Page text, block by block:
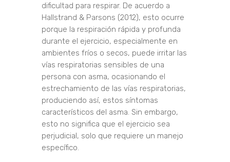
dificultad para respirar. De acuerdo a
Hallstrand & Parsons (2012), esto ocurre
porque la respiración rápida y profunda
durante el ejercicio, especialmente en
ambientes fríos o secos, puede irritar las
vías respiratorias sensibles de una
persona con asma, ocasionando el
estrechamiento de las vías respiratorias,
produciendo así, estos síntomas
característicos del asma. Sin embargo,
esto no significa que el ejercicio sea
perjudicial, solo que requiere un manejo
específico.